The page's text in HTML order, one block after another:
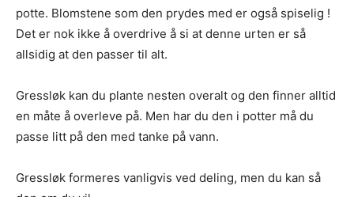
potte. Blomstene som den prydes med er også spiselig !
Det er nok ikke å overdrive å si at denne urten er så
allsidig at den passer til alt.
Gressløk kan du plante nesten overalt og den finner alltid
en måte å overleve på. Men har du den i potter må du
passe litt på den med tanke på vann.
Gressløk formeres vanligvis ved deling, men du kan så